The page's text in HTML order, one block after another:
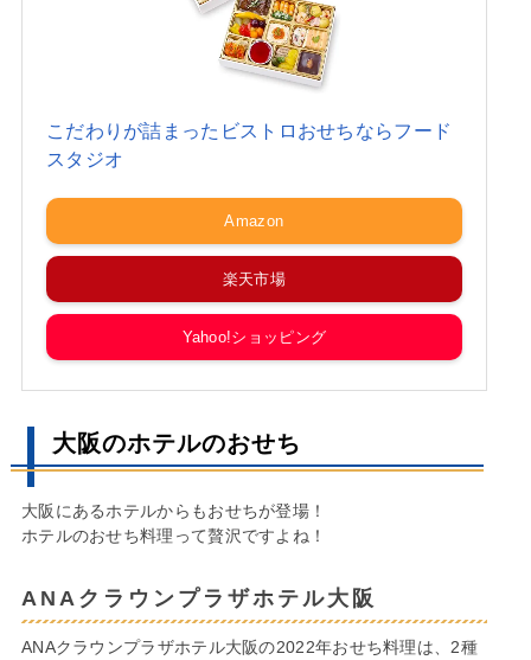
こだわりが詰まったビストロおせちならフード
スタジオ
Amazon
楽天市場
Yahoo!ショッピング
大阪のホテルのおせち
大阪にあるホテルからもおせちが登場！
ホテルのおせち料理って贅沢ですよね！
ANAクラウンプラザホテル大阪
ANAクラウンプラザホテル大阪の2022年おせち料理は、2種